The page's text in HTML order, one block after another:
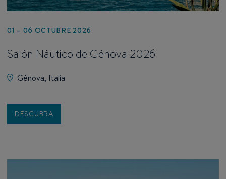
01 – 06 OCTUBRE 2026
Salón Náutico de Génova 2026
Génova, Italia
DESCUBRA